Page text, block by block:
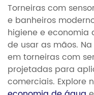
Torneiras com
e banheiros
higiene e economia
de usar as mãos.
em torneiras com
projetadas para
comerciais. Explore